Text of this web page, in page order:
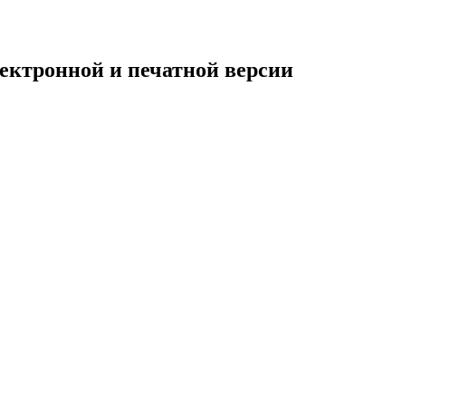
и печатной версии